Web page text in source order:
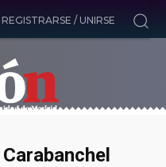
REGISTRARSE / UNIRSE